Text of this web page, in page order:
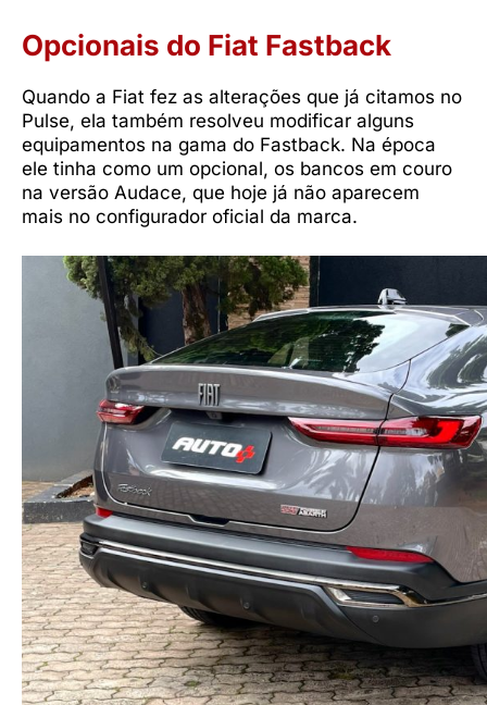
Opcionais do Fiat Fastback
Quando a Fiat fez as alterações que já citamos no
Pulse, ela também resolveu modificar alguns
equipamentos na gama do Fastback. Na época
ele tinha como um opcional, os bancos em couro
na versão Audace, que hoje já não aparecem
mais no configurador oficial da marca.